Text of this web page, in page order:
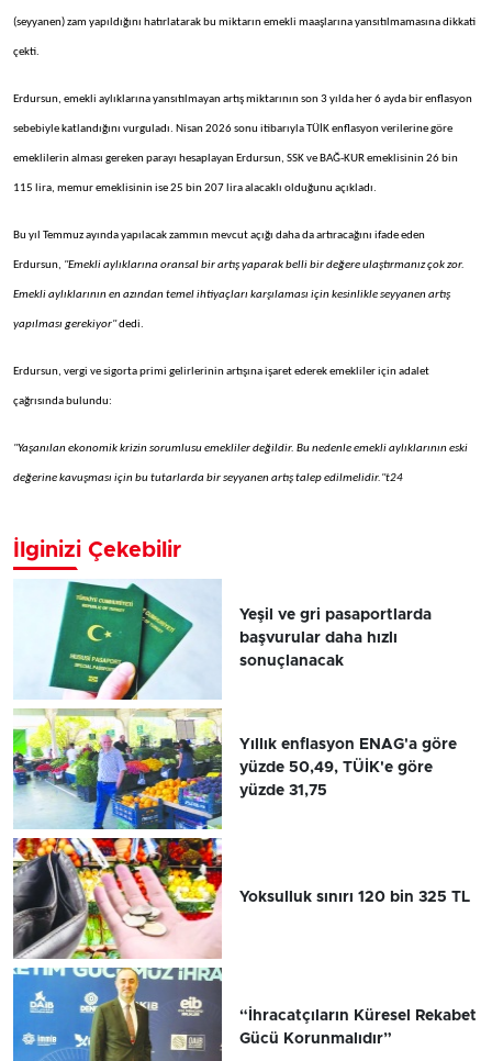
(seyyanen) zam yapıldığını hatırlatarak bu miktarın emekli maaşlarına yansıtılmamasına dikkati
çekti.
Erdursun, emekli aylıklarına yansıtılmayan artış miktarının son 3 yılda her 6 ayda bir enflasyon
sebebiyle katlandığını vurguladı. Nisan 2026 sonu itibarıyla TÜİK enflasyon verilerine göre
emeklilerin alması gereken parayı hesaplayan Erdursun, SSK ve BAĞ-KUR emeklisinin 26 bin
115 lira, memur emeklisinin ise 25 bin 207 lira alacaklı olduğunu açıkladı.
Bu yıl Temmuz ayında yapılacak zammın mevcut açığı daha da artıracağını ifade eden
Erdursun, "Emekli aylıklarına oransal bir artış yaparak belli bir değere ulaştırmanız çok zor.
Emekli aylıklarının en azından temel ihtiyaçları karşılaması için kesinlikle seyyanen artış
yapılması gerekiyor"dedi.
Erdursun, vergi ve sigorta primi gelirlerinin artışına işaret ederek emekliler için adalet
çağrısında bulundu:
"Yaşanılan ekonomik krizin sorumlusu emekliler değildir. Bu nedenle emekli aylıklarının eski
değerine kavuşması için bu tutarlarda bir seyyanen artış talep edilmelidir."t24
İlginizi Çekebilir
Yeşil ve gri pasaportlarda
başvurular daha hızlı
sonuçlanacak
Yıllık enflasyon ENAG'a göre
yüzde 50,49, TÜİK'e göre
yüzde 31,75
Yoksulluk sınırı 120 bin 325 TL
“İhracatçıların Küresel Rekabet
Gücü Korunmalıdır”